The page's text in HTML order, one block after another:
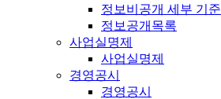
정보비공개 세부 기준
정보공개목록
사업실명제
사업실명제
경영공시
경영공시